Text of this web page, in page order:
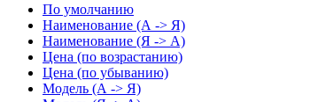
По умолчанию
Наименование (А -> Я)
Наименование (Я -> А)
Цена (по возрастанию)
Цена (по убыванию)
Модель (А -> Я)